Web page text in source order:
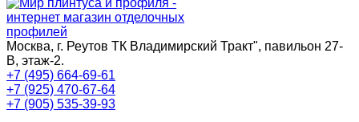
Москва, г. Реутов ТК Владимирский Тракт", павильон 27-
В, этаж-2.
+7 (495) 664-69-61
+7 (925) 470-67-64
+7 (905) 535-39-93